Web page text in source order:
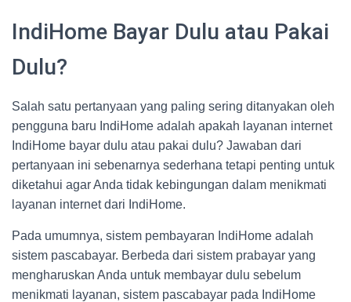
IndiHome Bayar Dulu atau Pakai
Dulu?
Salah satu pertanyaan yang paling sering ditanyakan oleh
pengguna baru IndiHome adalah apakah layanan internet
IndiHome bayar dulu atau pakai dulu? Jawaban dari
pertanyaan ini sebenarnya sederhana tetapi penting untuk
diketahui agar Anda tidak kebingungan dalam menikmati
layanan internet dari IndiHome.
Pada umumnya, sistem pembayaran IndiHome adalah
sistem pascabayar. Berbeda dari sistem prabayar yang
mengharuskan Anda untuk membayar dulu sebelum
menikmati layanan, sistem pascabayar pada IndiHome